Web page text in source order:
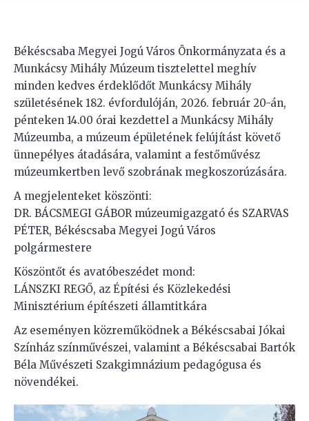
Békéscsaba Megyei Jogú Város Önkormányzata és a
Munkácsy Mihály Múzeum tisztelettel meghív
minden kedves érdeklődőt Munkácsy Mihály
születésének 182. évfordulóján, 2026. február 20-án,
pénteken 14.00 órai kezdettel a Munkácsy Mihály
Múzeumba, a múzeum épületének felújítást követő
ünnepélyes átadására, valamint a festőművész
múzeumkertben levő szobrának megkoszorúzására.
A megjelenteket köszönti:
DR. BÁCSMEGI GÁBOR múzeumigazgató és SZARVAS
PÉTER, Békéscsaba Megyei Jogú Város
polgármestere
Köszöntőt és avatóbeszédet mond:
LÁNSZKI REGŐ, az Építési és Közlekedési
Minisztérium építészeti államtitkára
Az eseményen közreműködnek a Békéscsabai Jókai
Színház színművészei, valamint a Békéscsabai Bartók
Béla Művészeti Szakgimnázium pedagógusa és
növendékei.